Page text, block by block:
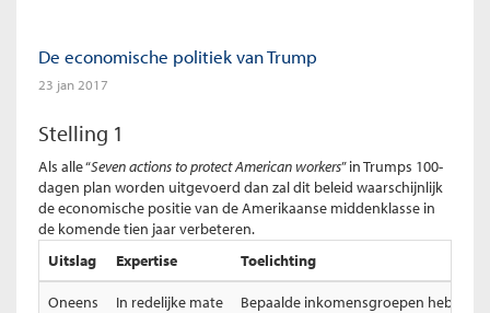
De economische politiek van Trump
23 jan 2017
Stelling 1
Als alle “Seven actions to protect American workers” in Trumps 100-
dagen plan worden uitgevoerd dan zal dit beleid waarschijnlijk
de economische positie van de Amerikaanse middenklasse in
de komende tien jaar verbeteren.
Uitslag
Expertise Toelichting
Oneens In redelijke mate Bepaalde inkomensgroepen hebben